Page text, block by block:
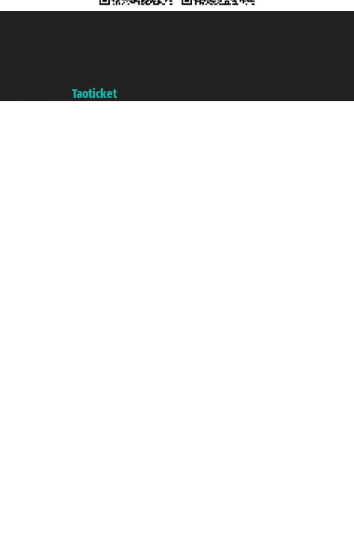
Taoticket